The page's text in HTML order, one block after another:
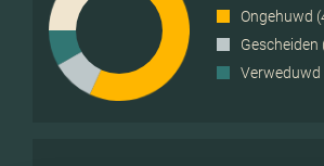
Ongehuwd
Gescheiden
Verweduwd